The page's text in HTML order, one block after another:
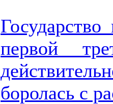
первой
боролась с